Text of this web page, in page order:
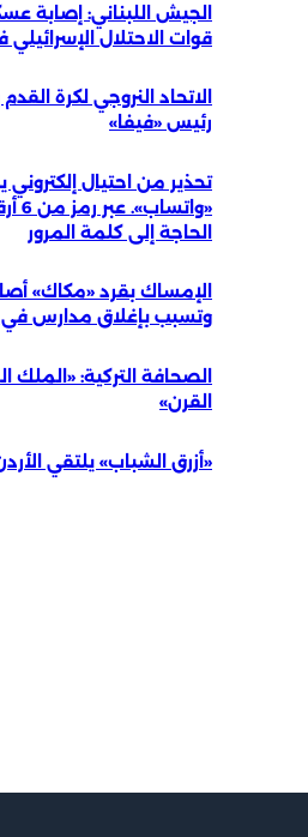
الجيش اللبناني: إصابة
قوات الاحتلال الإسرائيلي
الاتحاد النروجي لكرة
رئيس «فيفا»
تحذير من احتيال إلكتروني
الحاجة إلى كلمة المرور
وتسبب بإغلاق مدارس في
الصحافة التركية: «الملك
القرن»
«أزرق الشباب» يلتقي